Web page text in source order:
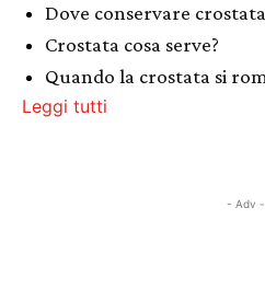
Dove conservare
Crostata cosa serve?
Quando la crostata si
Leggi tutti
- Adv -